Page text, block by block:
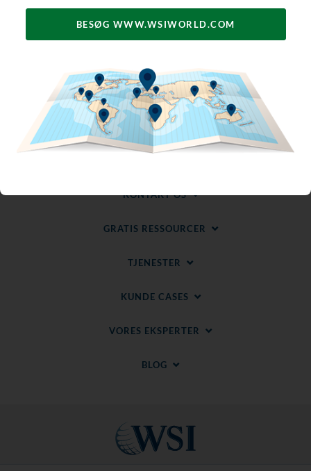
KONTAKT OS
GRATIS RESSOURCER
TJENESTER
KUNDE CASES
VORES EKSPERTER
BLOG
BESØG WWW.WSIWORLD.COM